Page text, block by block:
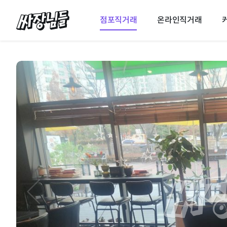
싸장님들 점포직거래 온라인직거래